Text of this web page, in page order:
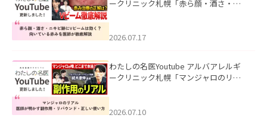
ークリニック札幌「赤ら顔・酒さ・ニ
した。
2026.07.17
わたしの名医Youtube アルバアレルギ
ークリニック札幌「マンジャロのリア
た。
2026.07.10